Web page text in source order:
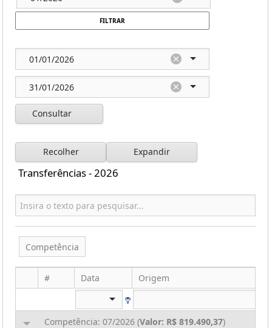
FILTRAR
Consultar
Recolher Expandir
Transferências - 2026
Competência
# Data Origem
Competência: 07/2026 (Valor: R$ 819.490,37)